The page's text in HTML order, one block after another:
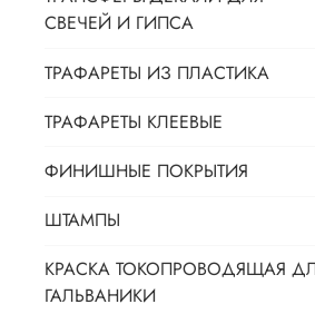
СВЕЧЕЙ И ГИПСА
ТРАФАРЕТЫ ИЗ ПЛАСТИКА
ТРАФАРЕТЫ КЛЕЕВЫЕ
ФИНИШНЫЕ ПОКРЫТИЯ
ШТАМПЫ
КРАСКА ТОКОПРОВОДЯЩАЯ
ГАЛЬВАНИКИ